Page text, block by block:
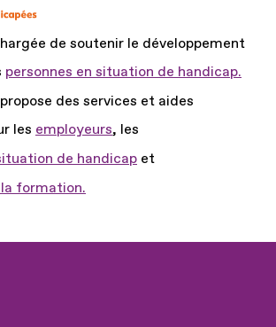
de soutenir le développement
personnes en situation de handicap.
des services et aides
les employeurs, les
de handicap et
formation.